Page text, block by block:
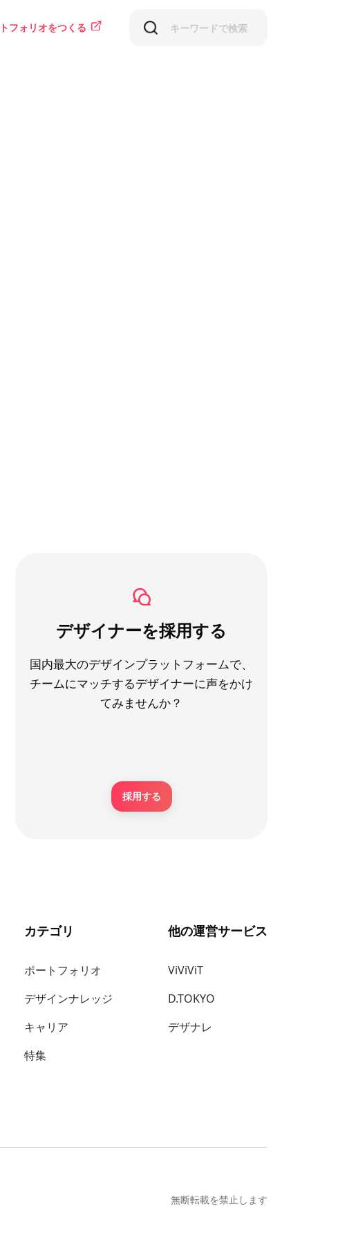
フォリオをつくる
デザイナーを採用する
国内最大のデザインプラットフォームで、
チームにマッチするデザイナーに声をかけ
てみませんか？
採用する
カテゴリ
ポートフォリオ
デザインナレッジ
キャリア
特集
他の運営サービス
ViViViT
D.TOKYO
デザナレ
無断転載を禁止します